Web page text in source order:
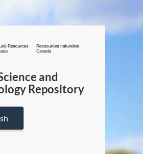
/
Canada
and
Repository